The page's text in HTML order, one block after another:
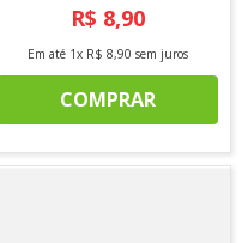
R$ 8,90
Em até 1x R$ 8,90 sem juros
COMPRAR